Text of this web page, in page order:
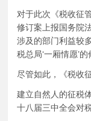
对于此次《税收征
修订案上报国务院
涉及的部门利益较
税总局‘一厢情愿’
尽管如此，《税收
建立自然人的征税
十八届三中全会对